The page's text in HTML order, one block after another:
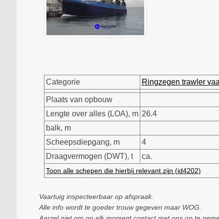
Categorie Ringzegen trawler
Plaats van opbouw
Lengte over alles (LOA), m 26.4
balk, m
Scheepsdiepgang, m
4
Draagvermogen (DWT), t
ca.
Toon alle schepen die hierbij relevant zijn (id4202)
Vaartuig inspecteerbaar op afspraak.
Alle info wordt te goeder trouw gegeven maar WOG.